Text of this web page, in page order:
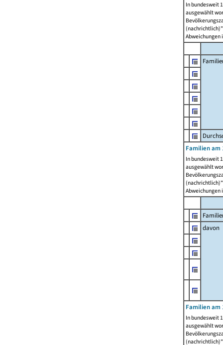
In bundesweit
ausgewählt
Abweichungen
Familien am
In bundesweit
ausgewählt
Abweichungen
davon
Familien am
In bundesweit
ausgewählt